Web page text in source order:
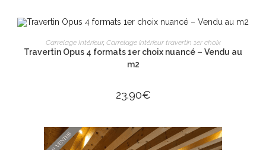
AJOUTER AU PANIER
Carrelage Intérieur, Carrelage intérieur travertin 1er choix
Travertin Opus 4 formats 1er choix nuancé – Vendu au
m2
23.90€